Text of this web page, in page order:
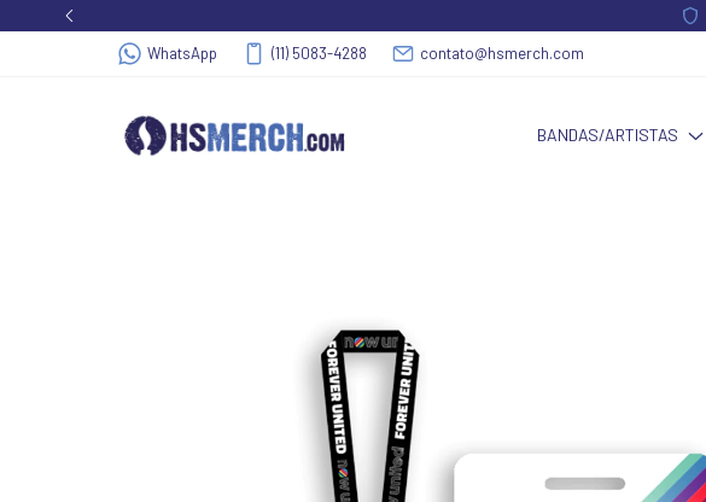
WhatsApp (11) 5083-4288 contato@hsmerch.com
BANDAS/ARTISTAS